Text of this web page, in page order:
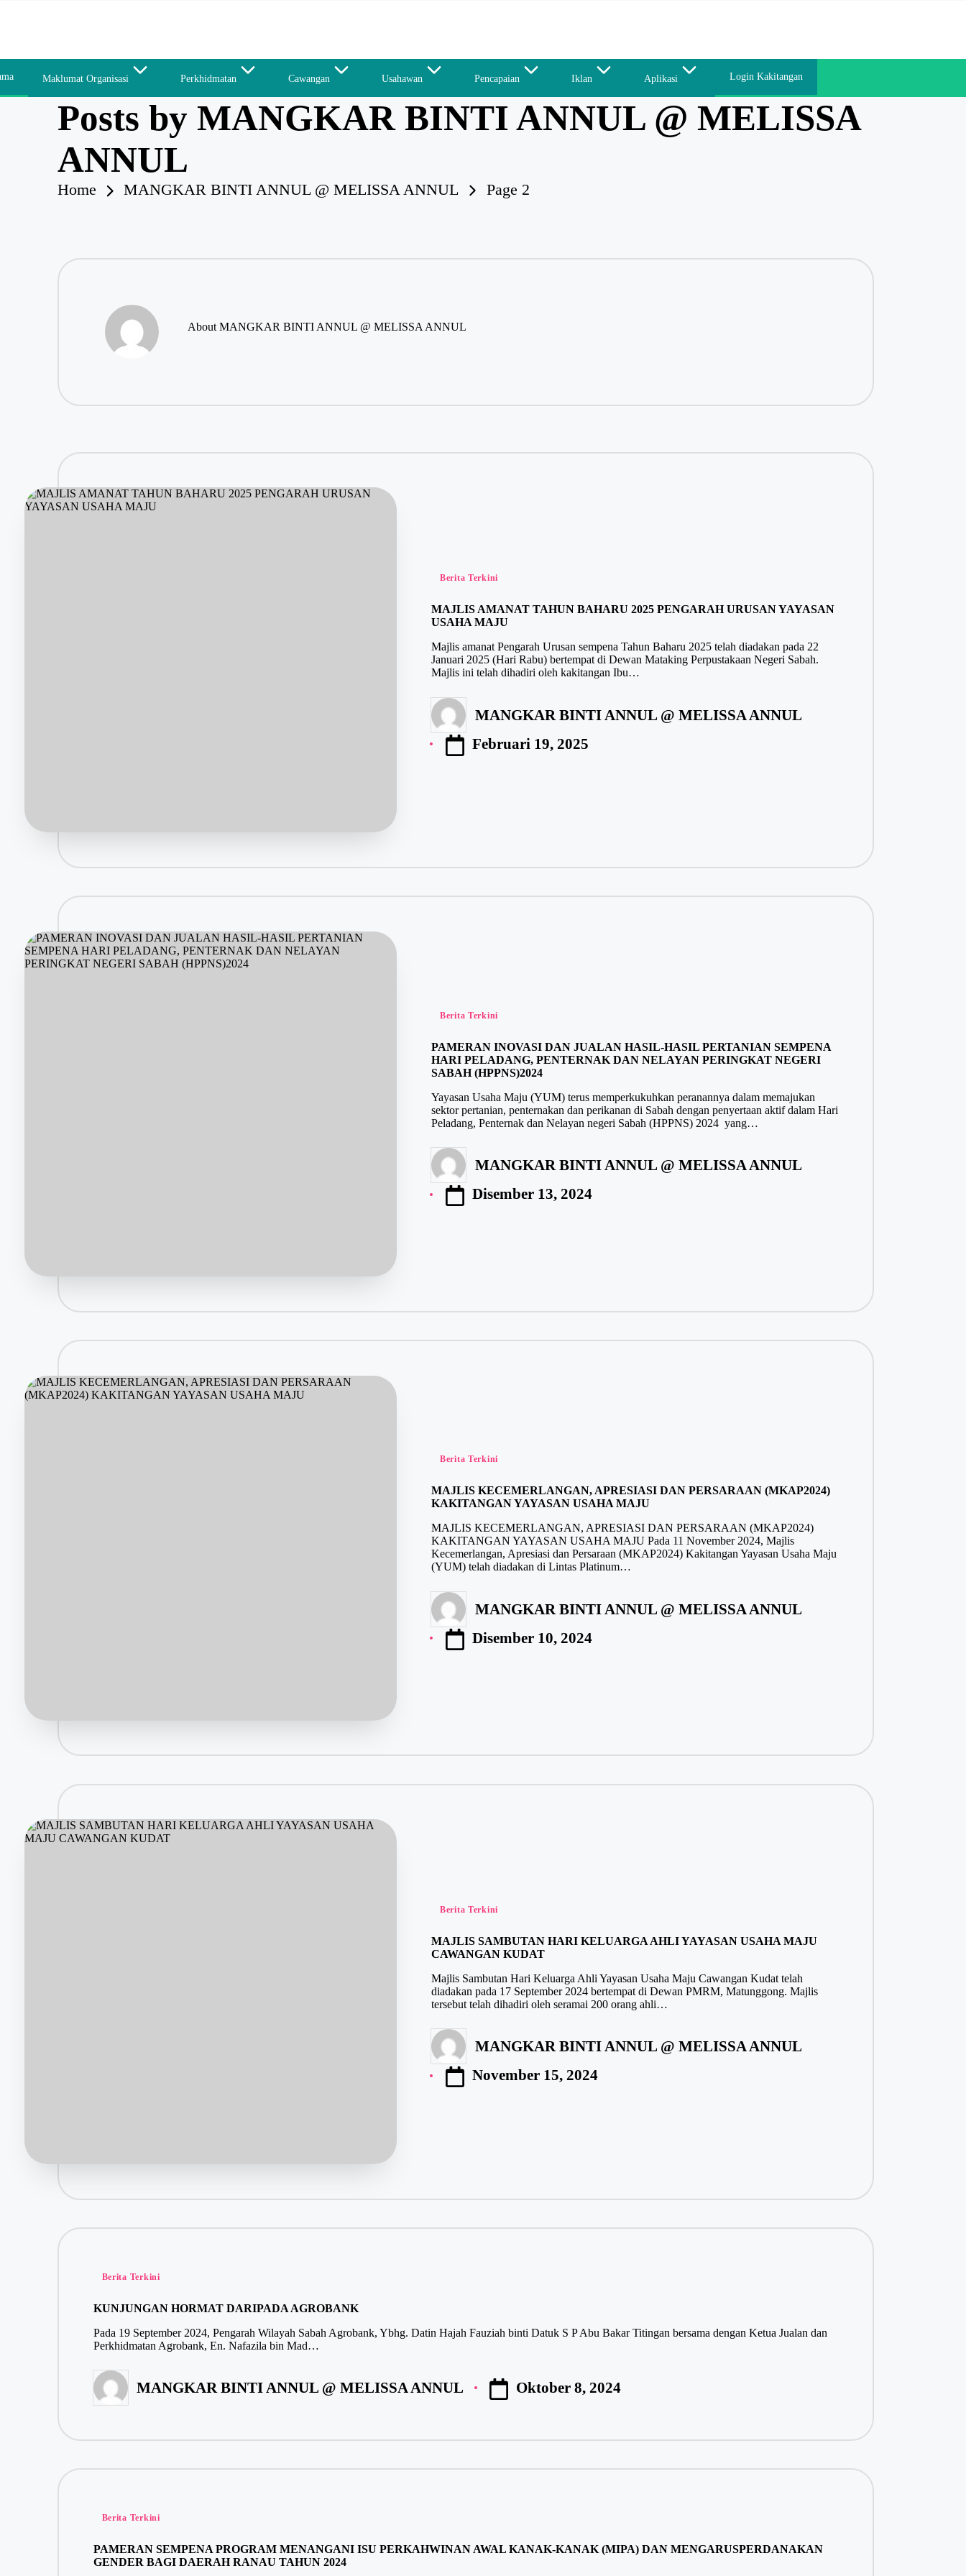
Maklumat Organisasi Perkhidmatan Cawangan Usahawan Pencapaian Iklan Aplikasi Login Kakitangan
Posts by MANGKAR BINTI ANNUL @ MELISSA
ANNUL
Home MANGKAR BINTI ANNUL @ MELISSA ANNUL Page 2
About MANGKAR BINTI ANNUL @ MELISSA ANNUL
Berita Terkini
MAJLIS AMANAT TAHUN BAHARU 2025 PENGARAH URUSAN YAYASAN
USAHA MAJU
Majlis amanat Pengarah Urusan sempena Tahun Baharu 2025 telah diadakan pada 22
Januari 2025 (Hari Rabu) bertempat di Dewan Mataking Perpustakaan Negeri Sabah.
Majlis ini telah dihadiri oleh kakitangan Ibu…
MANGKAR BINTI ANNUL @ MELISSA ANNUL
Februari 19, 2025
Berita Terkini
PAMERAN INOVASI DAN JUALAN HASIL-HASIL PERTANIAN SEMPENA
HARI PELADANG, PENTERNAK DAN NELAYAN PERINGKAT NEGERI
SABAH (HPPNS)2024
Yayasan Usaha Maju (YUM) terus memperkukuhkan peranannya dalam memajukan
sektor pertanian, penternakan dan perikanan di Sabah dengan penyertaan aktif dalam Hari
Peladang, Penternak dan Nelayan negeri Sabah (HPPNS) 2024 yang…
MANGKAR BINTI ANNUL @ MELISSA ANNUL
Disember 13, 2024
Berita Terkini
MAJLIS KECEMERLANGAN, APRESIASI DAN PERSARAAN (MKAP2024)
KAKITANGAN YAYASAN USAHA MAJU
MAJLIS KECEMERLANGAN, APRESIASI DAN PERSARAAN (MKAP2024)
KAKITANGAN YAYASAN USAHA MAJU Pada 11 November 2024, Majlis
Kecemerlangan, Apresiasi dan Persaraan (MKAP2024) Kakitangan Yayasan Usaha Maju
(YUM) telah diadakan di Lintas Platinum…
MANGKAR BINTI ANNUL @ MELISSA ANNUL
Disember 10, 2024
Berita Terkini
MAJLIS SAMBUTAN HARI KELUARGA AHLI YAYASAN USAHA MAJU
CAWANGAN KUDAT
Majlis Sambutan Hari Keluarga Ahli Yayasan Usaha Maju Cawangan Kudat telah
diadakan pada 17 September 2024 bertempat di Dewan PMRM, Matunggong. Majlis
tersebut telah dihadiri oleh seramai 200 orang ahli…
MANGKAR BINTI ANNUL @ MELISSA ANNUL
November 15, 2024
Berita Terkini
KUNJUNGAN HORMAT DARIPADA AGROBANK
Pada 19 September 2024, Pengarah Wilayah Sabah Agrobank, Ybhg. Datin Hajah Fauziah binti Datuk S P Abu Bakar Titingan bersama dengan Ketua Jualan dan
Perkhidmatan Agrobank, En. Nafazila bin Mad…
MANGKAR BINTI ANNUL @ MELISSA ANNUL Oktober 8, 2024
Berita Terkini
PAMERAN SEMPENA PROGRAM MENANGANI ISU PERKAHWINAN AWAL KANAK-KANAK (MIPA) DAN MENGARUSPERDANAKAN
GENDER BAGI DAERAH RANAU TAHUN 2024